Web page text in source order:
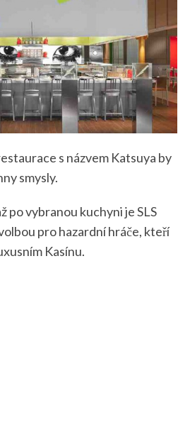
s názvem Katsuya by
smysly.
po vybranou kuchyni je SLS
pro hazardní hráče, kteří
Kasínu.